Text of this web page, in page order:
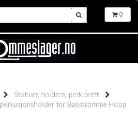
0
Stativer, holdere, perk brett
perkusjonsholder for Basstromme Hoop